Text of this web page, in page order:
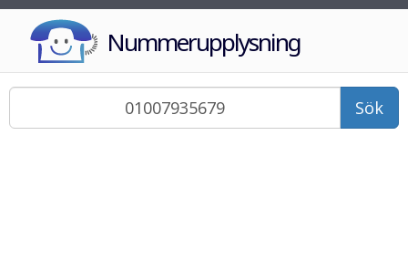
Nummerupplysning
Sök